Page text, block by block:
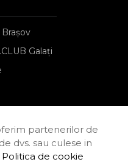
Galați
partenerilor de
dvs. sau culese in
Politica de cookie